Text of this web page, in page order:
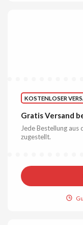
KOSTENLOSER
Gratis Versand
Jede Bestellung
zugestellt.